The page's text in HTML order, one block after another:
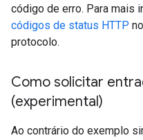
código de erro. Para mais
códigos de status HTTP
protocolo.
Como solicitar
(experimental)
Ao contrário do exemplo